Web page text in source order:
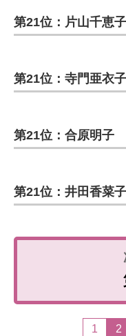
第21位：片山千恵子
第21位：寺門亜衣子
第21位：合原明子
第21位：井田香菜子
1 2